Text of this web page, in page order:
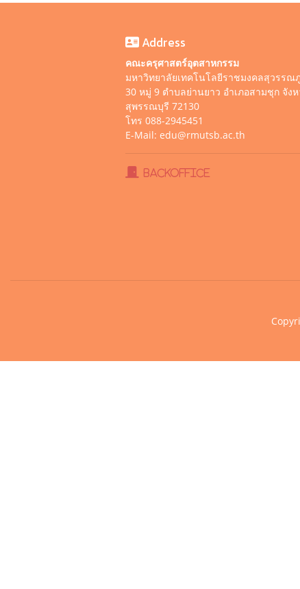
Address
คณะครุศาสตร์อุตสาหกรรม
มหาวิทยาลัยเทคโนโลยีราชมงคลสุวรรณ
30 หมู่ 9 ตำบลย่านยาว อำเภอสามชุก จัง
สุพรรณบุรี 72130
โทร 088-2945451
E-Mail: edu@rmutsb.ac.th
BackOffice